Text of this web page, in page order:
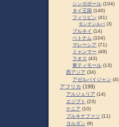
シンガポール (104)
タイ王国 (140)
フィリピン (41)
モンテンルパ (3)
ブルネイ (14)
ベトナム (104)
マレーシア (71)
ミャンマー (49)
ラオス (43)
東ティモール (13)
西アジア (34)
アゼルバイジャン (4)
アフリカ (199)
アルジェリア (14)
エジプト (23)
ケニア (10)
ブルキナファソ (11)
ヨルダン (9)